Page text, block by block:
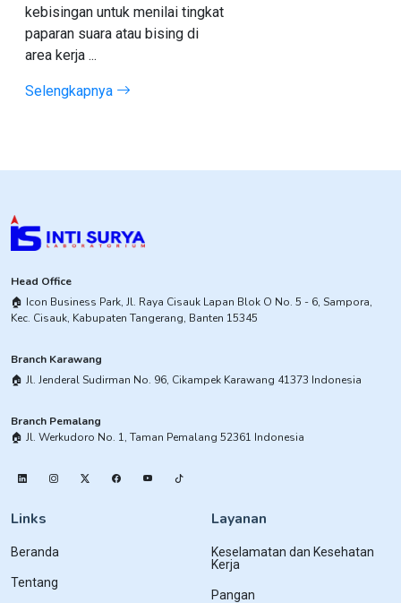
kebisingan untuk menilai tingkat
paparan suara atau bising di
area kerja ...
Selengkapnya
Head Office
​🏠︎ Icon Business Park, Jl. Raya Cisauk Lapan Blok O No. 5 - 6, Sampora,
Kec. Cisauk, Kabupaten Tangerang, Banten 15345​
Branch Karawang
🏠︎ ​Jl. Jenderal Sudirman No. 96, Cikampek Karawang 41373 Indonesia
Branch Pemalang
​🏠︎ Jl. Werkudoro No. 1, Taman Pemalang 52361 Indonesia
Links
Beranda
Tentang
Layanan
Keselamatan dan Kesehatan
Kerja
Pangan